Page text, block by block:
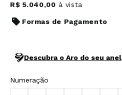
R$ 5.040,00 à vista
Formas de Pagamento
Descubra o Aro do seu anel
Numeração